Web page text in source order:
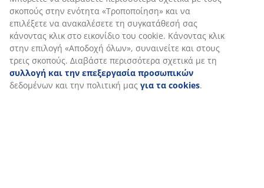
Αξιολογήσεις
( 9)
Αποστολή